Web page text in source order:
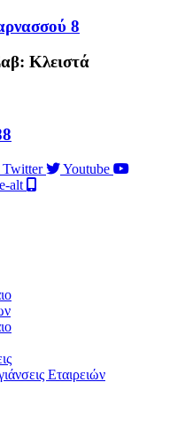
8
Κλειστά
Twitter
Youtube
alt
Εταιρειών